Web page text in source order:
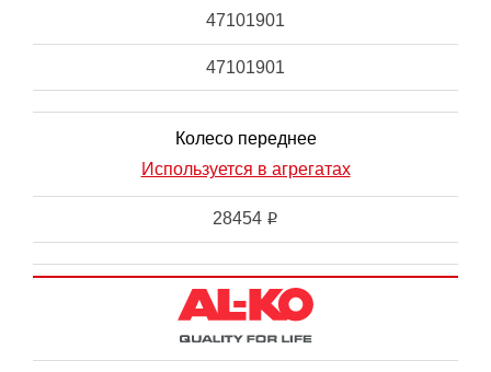
47101901
47101901
Колесо переднее
Используется в агрегатах
28454 i